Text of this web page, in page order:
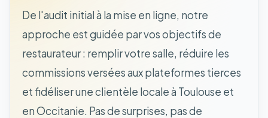
De l'audit initial à la mise en ligne, notre
approche est guidée par vos objectifs de
restaurateur : remplir votre salle, réduire les
commissions versées aux plateformes tierces
et fidéliser une clientèle locale à Toulouse et
en Occitanie. Pas de surprises, pas de